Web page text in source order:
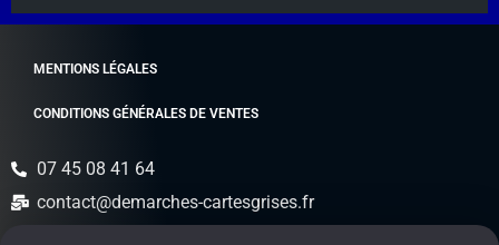
MENTIONS LÉGALES
CONDITIONS GÉNÉRALES DE VENTES
07 45 08 41 64
contact@demarches-cartesgrises.fr